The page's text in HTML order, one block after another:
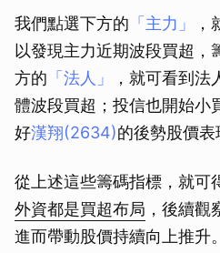
我們點選下方的 「主力」
以發現主力近期波段買超，
方的 「法人」
，就可看到
體波段買超；投信也開始小
好漢翔(2634)的後勢股價表
從上述這些籌碼指標，就可
外資都是買超布局 ，後續觀
進而帶動股價持續向上推升。